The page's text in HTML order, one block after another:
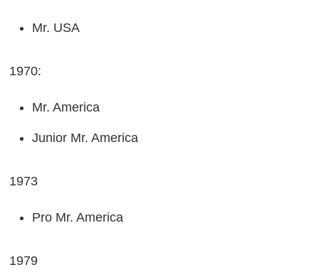
Mr. USA
1970:
Mr. America
Junior Mr. America
1973
Pro Mr. America
1979